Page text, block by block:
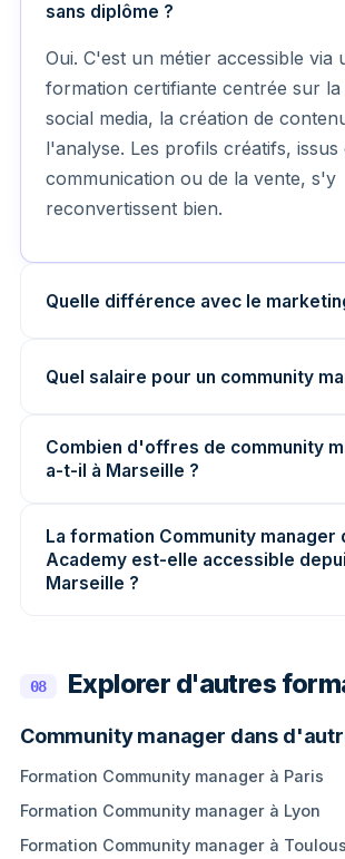
sans diplôme ?
Oui. C'est un métier accessible via
formation certifiante centrée sur la
social media, la création de
l'analyse. Les profils créatifs, issus
communication ou de la vente, s'y
reconvertissent bien.
Quelle différence avec le
Quel salaire pour un community
Combien d'offres de community
a-t-il à Marseille ?
La formation Community manager
Academy est-elle accessible
Marseille ?
08 Explorer d'autres
Community manager dans
Formation Community manager à Paris
Formation Community manager à Lyon
Formation Community manager à